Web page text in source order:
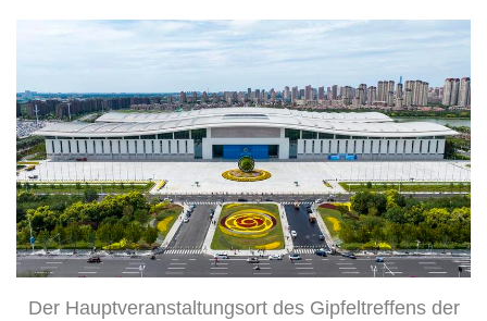
Der Hauptveranstaltungsort des Gipfeltreffens der